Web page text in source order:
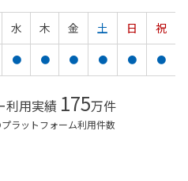
水 木 金 土 日
祝
● ● ● ● ● ●
利用実績 175万件
ラットフォーム利用件数